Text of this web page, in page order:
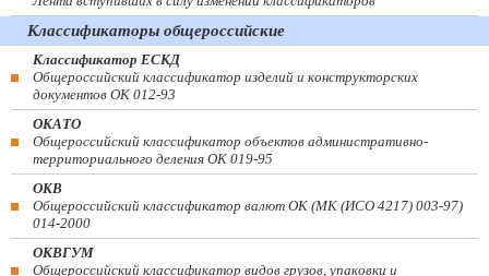
Классификаторы общероссийские
Классификатор ЕСКД
Общероссийский классификатор изделий и конструкторских
документов ОК 012-93
ОКАТО
Общероссийский классификатор объектов административно-
территориального деления ОК 019-95
ОКВ
Общероссийский классификатор валют ОК (МК (ИСО 4217) 003-97)
014-2000
ОКВГУМ
Общероссийский классификатор видов грузов, упаковки и